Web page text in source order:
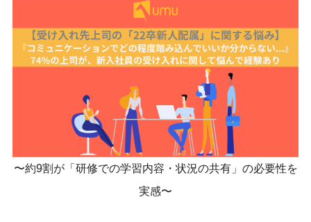
〜約9割が「研修での学習内容・状況の共有」の必要性を
実感〜